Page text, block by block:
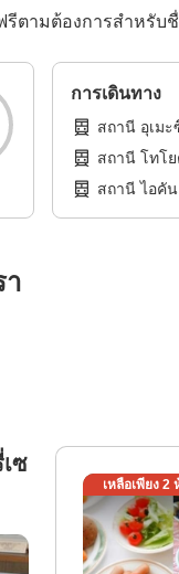
รีตามต้องการสำหรั
การเดินทาง
สถานี อุเมะ
สถานี โทโ
สถานี ไอคั
า
ซ
เหลือเพียง 2